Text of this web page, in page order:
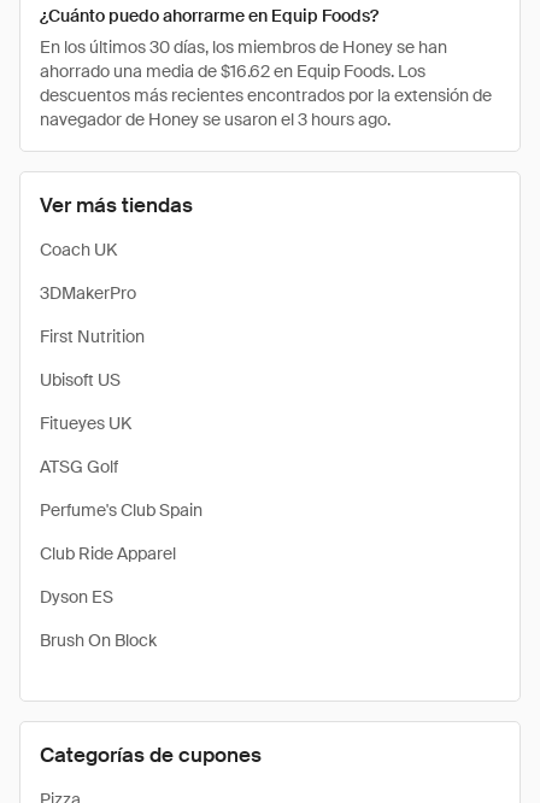
Ver más tiendas
Coach UK
3DMakerPro
First Nutrition
Ubisoft US
Fitueyes UK
ATSG Golf
Perfume's Club Spain
Club Ride Apparel
Dyson ES
Brush On Block
Categorías de cupones
¿Cuánto puedo ahorrarme en Equip Foods?
En los últimos 30 días, los miembros de Honey se han
ahorrado una media de $16.62 en Equip Foods. Los
descuentos más recientes encontrados por la extensión de
navegador de Honey se usaron el 3 hours ago.